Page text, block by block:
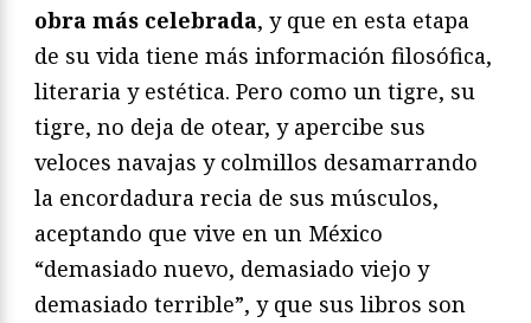
obra más celebrada, y que en esta etapa
de su vida tiene más información filosófica,
literaria y estética. Pero como un tigre, su
tigre, no deja de otear, y apercibe sus
veloces navajas y colmillos desamarrando
la encordadura recia de sus músculos,
aceptando que vive en un México
“demasiado nuevo, demasiado viejo y
demasiado terrible”, y que sus libros son